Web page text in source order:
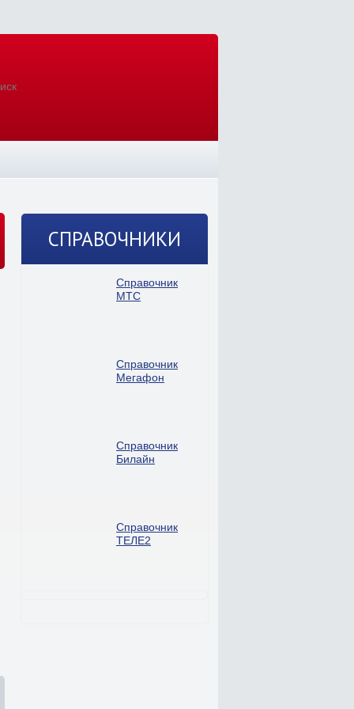
СПРАВОЧНИКИ
Справочник
МТС
Справочник
Мегафон
Справочник
Билайн
Справочник
ТЕЛЕ2